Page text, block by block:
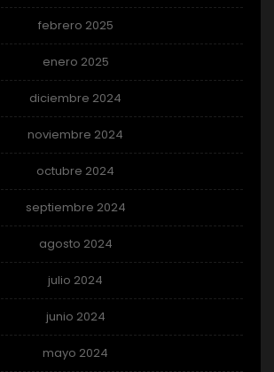
febrero 2025
enero 2025
diciembre 2024
noviembre 2024
octubre 2024
septiembre 2024
agosto 2024
julio 2024
junio 2024
mayo 2024